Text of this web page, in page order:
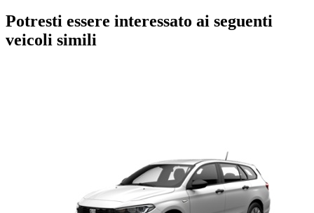
Potresti essere interessato ai seguenti
veicoli simili